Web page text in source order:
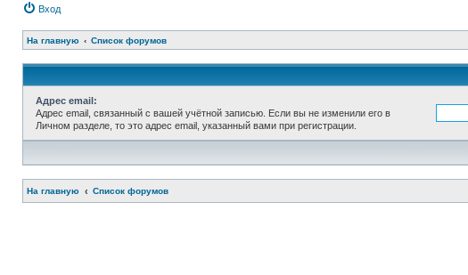
Вход
На главную Список форумов
Адрес email:
Адрес email, связанный с вашей учётной записью. Если вы не изменили его в
Личном разделе, то это адрес email, указанный вами при регистрации.
На главную Список форумов